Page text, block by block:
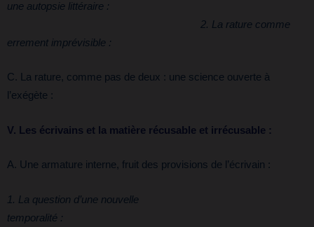
une autopsie littéraire :
2. La rature comme
errement imprévisible :
C. La rature, comme pas de deux : une science ouverte à
l’exégète :
V. Les écrivains et la matière récusable et irrécusable :
A. Une armature interne, fruit des provisions de l’écrivain :
1. La question d’une nouvelle